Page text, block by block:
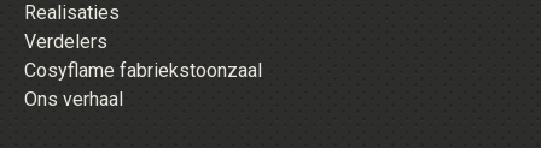
Realisaties
Verdelers
Cosyflame fabriekstoonzaal
Ons verhaal